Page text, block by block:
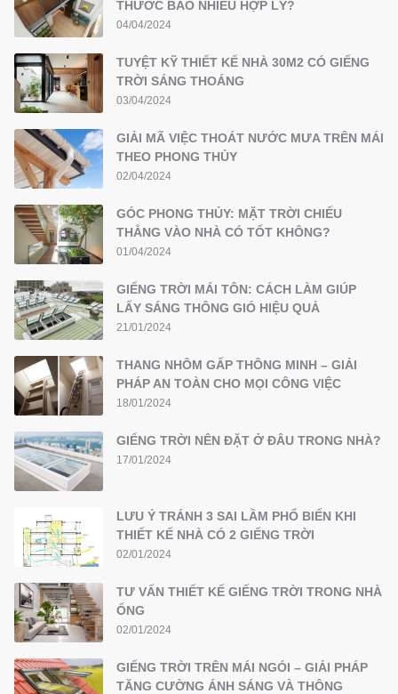
THƯỚC BAO NHIÊU HỢP LÝ?
04/04/2024
TUYỆT KỸ THIẾT KẾ NHÀ 30M2 CÓ GIẾNG
TRỜI SÁNG THOÁNG
03/04/2024
GIẢI MÃ VIỆC THOÁT NƯỚC MƯA TRÊN MÁI
THEO PHONG THỦY
02/04/2024
GÓC PHONG THỦY: MẶT TRỜI CHIẾU
THẲNG VÀO NHÀ CÓ TỐT KHÔNG?
01/04/2024
GIẾNG TRỜI MÁI TÔN: CÁCH LÀM GIÚP
LẤY SÁNG THÔNG GIÓ HIỆU QUẢ
21/01/2024
THANG NHÔM GẤP THÔNG MINH – GIẢI
PHÁP AN TOÀN CHO MỌI CÔNG VIỆC
18/01/2024
GIẾNG TRỜI NÊN ĐẶT Ở ĐÂU TRONG NHÀ?
17/01/2024
LƯU Ý TRÁNH 3 SAI LẦM PHỔ BIẾN KHI
THIẾT KẾ NHÀ CÓ 2 GIẾNG TRỜI
02/01/2024
TƯ VẤN THIẾT KẾ GIẾNG TRỜI TRONG NHÀ
ỐNG
02/01/2024
GIẾNG TRỜI TRÊN MÁI NGÓI – GIẢI PHÁP
TĂNG CƯỜNG ÁNH SÁNG VÀ THÔNG